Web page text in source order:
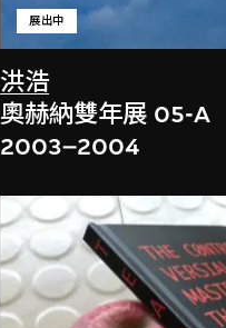
洪浩
展出中
奧赫納雙年展 05-A
2003–2004